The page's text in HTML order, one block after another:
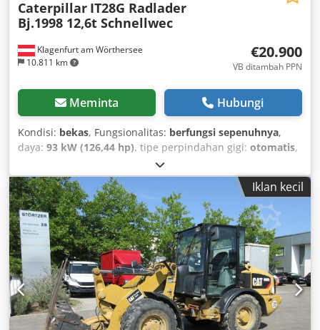
Klagenfurt am Wörthersee
10.811 km
Caterpillar IT28G Radlader
Bj.1998 12,6t Schnellwec
€20.900
VB ditambah PPN
Meminta Hubungi
Kondisi: bekas, Fungsionalitas: berfungsi sepenuhnya,
daya: 93 kW (126,44 hp), tipe perpindahan gigi: otomatis,
, berat kosong:
operasi:12.600 kg, konfigurasi gandar:4x4, pendaftaran
pertama:10/1998, Tahun pembuatan:
, jam
operasional:17.762 h, bahan bakar: diesel, Perlengkapan:
garpu palet, penggerak semua roda,
Iklan kecil